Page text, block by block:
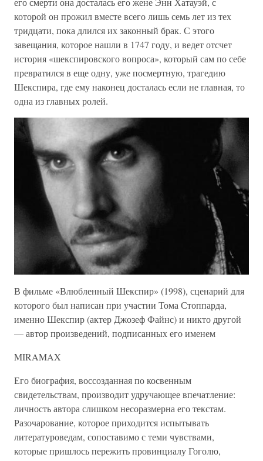
которой он прожил вместе всего лишь семь лет из тех
тридцати, пока длился их законный брак. С этого
завещания, которое нашли в 1747 году, и ведет отсчет
история «шекспировского вопроса», который сам по себе
превратился в еще одну, уже посмертную, трагедию
Шекспира, где ему наконец досталась если не главная, то
одна из главных ролей.
В фильме «Влюбленный Шекспир» (1998), сценарий для
которого был написан при участии Тома Стоппарда,
именно Шекспир (актер Джозеф Файнс) и никто другой
— автор произведений, подписанных его именем
MIRAMAX
Его биография, воссозданная по косвенным
свидетельствам, производит удручающее впечатление:
личность автора слишком несоразмерна его текстам.
Разочарование, которое приходится испытывать
литературоведам, сопоставимо с теми чувствами,
которые пришлось пережить провинциалу Гоголю,